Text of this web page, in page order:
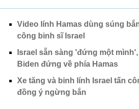
Video lính Hamas dùng súng
công binh sĩ Israel
Israel sẵn sàng 'đứng một
Biden đứng về phía Hamas
Xe tăng và binh lính Israel tấn
đồng ý ngừng bắn